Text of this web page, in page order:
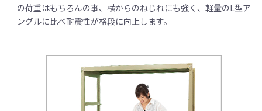
の荷重はもちろんの事、横からのねじれにも強く、軽量のL型ア
ングルに比べ耐震性が格段に向上します。